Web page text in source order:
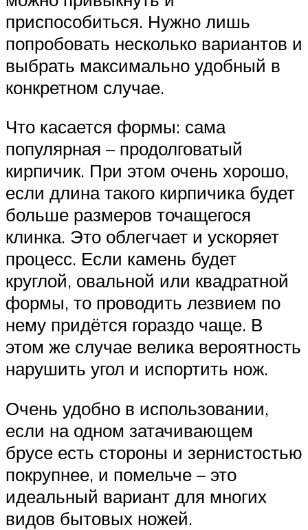
приспособиться. Нужно лишь
попробовать несколько вариантов и
выбрать максимально удобный в
конкретном случае.
Что касается формы: сама
популярная – продолговатый
кирпичик. При этом очень хорошо,
если длина такого кирпичика будет
больше размеров точащегося
клинка. Это облегчает и ускоряет
процесс. Если камень будет
круглой, овальной или квадратной
формы, то проводить лезвием по
нему придётся гораздо чаще. В
этом же случае велика вероятность
нарушить угол и испортить нож.
Очень удобно в использовании,
если на одном затачивающем
брусе есть стороны и зернистостью
покрупнее, и помельче – это
идеальный вариант для многих
видов бытовых ножей.